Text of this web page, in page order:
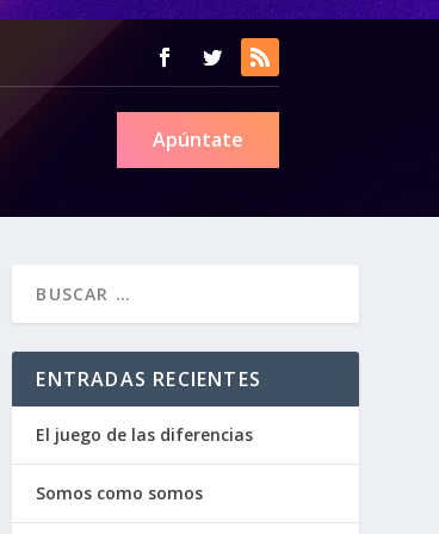
Apúntate
ENTRADAS RECIENTES
El juego de las diferencias
Somos como somos